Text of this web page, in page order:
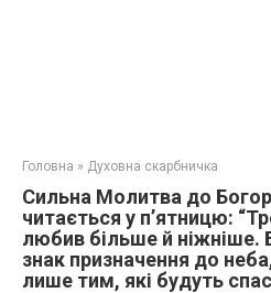
Головна » Духовна скарбничка
Сильна Молитва до
читається у п’ятницю:
любив більше й
знак призначення до
лише тим, які будуть